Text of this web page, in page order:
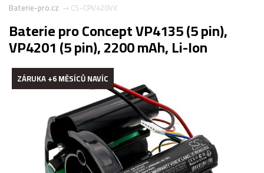
CS-CPV420VX
Baterie-pro.cz
Baterie pro Concept VP4135 (5 pin),
VP4201 (5 pin), 2200 mAh, Li-Ion
ZÁRUKA +6 MĚSÍCŮ NAVÍC